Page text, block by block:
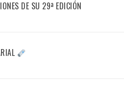
DE SU 29ª EDICIÓN